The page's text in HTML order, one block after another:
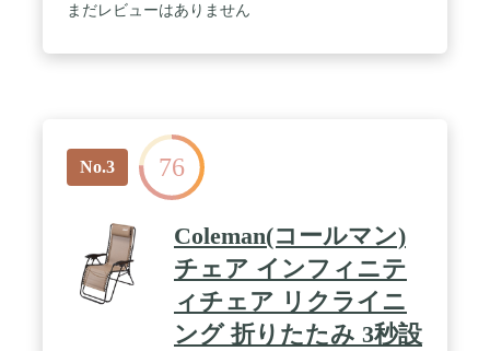
まだレビューはありません
No.3 76
Coleman(コールマン)
チェア インフィニテ
ィチェア リクライニ
ング 折りたたみ 3秒設